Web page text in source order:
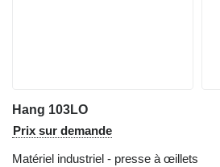
Hang 103LO
Prix sur demande
Matériel industriel - presse à œillets